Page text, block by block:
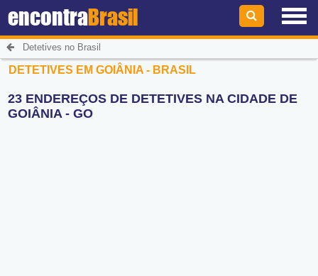
encontraBrasil
Detetives no Brasil
DETETIVES EM GOIÂNIA - BRASIL
23 ENDEREÇOS DE DETETIVES NA CIDADE DE
GOIÂNIA - GO